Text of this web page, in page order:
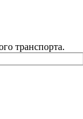
транспорта.